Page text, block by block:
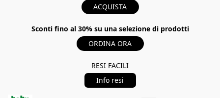
ACQUISTA
Sconti fino al 30% su una selezione di prodotti
ORDINA ORA
RESI FACILI
Info resi